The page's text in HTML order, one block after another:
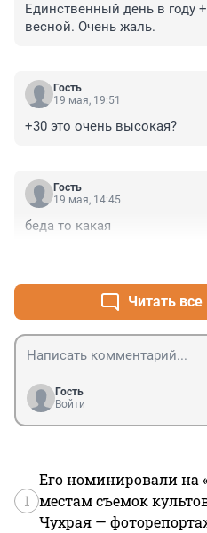
Единственный день в году
весной. Очень жаль.
Гость
19 мая, 19:51
+30 это очень высокая?
Гость
19 мая, 14:45
беда то какая
Читать
Гость
Войти
1
Его номинировали на
местам съемок
Чухрая —